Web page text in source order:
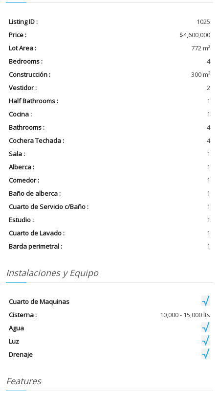
Listing ID :
1025
Price :
$4,600,000
Lot Area :
772 m²
Bedrooms :
4
Construcción :
300 m²
Vestidor :
2
Half Bathrooms :
1
Cocina :
1
Bathrooms :
4
Cochera Techada :
4
Sala :
1
Alberca :
1
Comedor :
1
Baño de alberca :
1
Cuarto de Servicio c/Baño :
1
Estudio :
1
Cuarto de Lavado :
1
Barda perimetral :
1
Instalaciones y Equipo
Cuarto de Maquinas
Cisterna :
10,000 - 15,000 lts
Agua
Luz
Drenaje
Features